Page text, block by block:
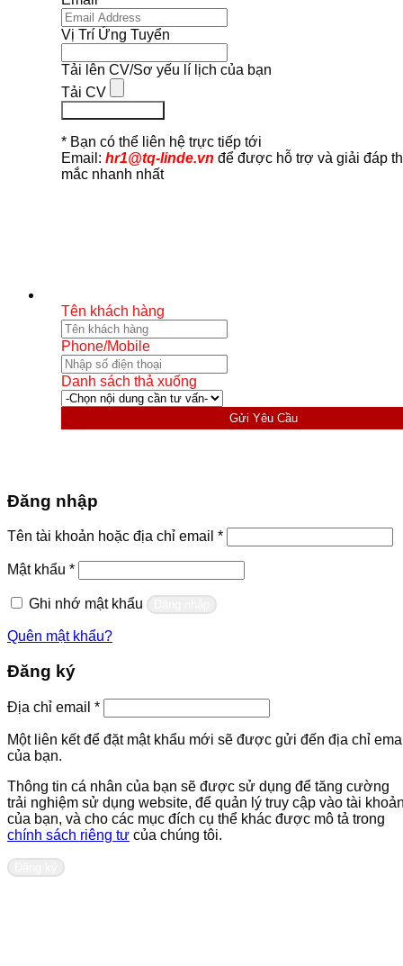
Vị Trí Ứng Tuyển
Tải lên CV/Sơ yếu lí lịch của bạn
Tải CV
* Bạn có thể liên hệ trực tiếp tới
Email: hr1@tq-linde.vn để được hỗ trợ và giải đáp
mắc nhanh nhất
Tên khách hàng
Phone/Mobile
Danh sách thả xuống
Gửi Yêu Cầu
Đăng nhập
Tên tài khoản hoặc địa chỉ email *Bắt
buộc
Mật khẩu *Bắt
buộc
Ghi nhớ mật khẩu
Quên mật khẩu?
Đăng ký
Địa chỉ email *Bắt
buộc
Một liên kết để đặt mật khẩu mới sẽ được gửi đến địa chỉ
của bạn.
Thông tin cá nhân của bạn sẽ được sử dụng để tăng cường
trải nghiệm sử dụng website, để quản lý truy cập vào tài
của bạn, và cho các mục đích cụ thể khác được mô tả trong
chính sách riêng tư của chúng tôi.